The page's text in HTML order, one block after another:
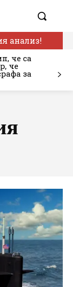
анализ!
че са
че
за